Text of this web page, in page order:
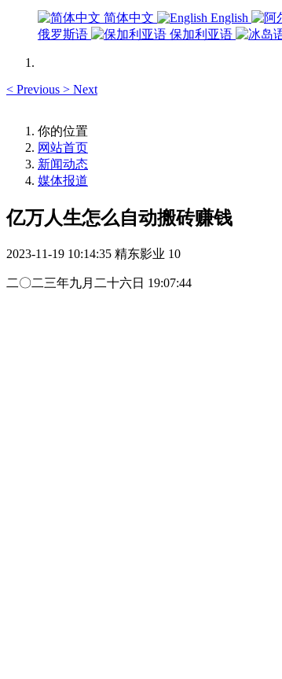
简体中文 English
俄罗斯语
保加利亚语
< Previous > Next
你的位置
网站首页
新闻动态
媒体报道
亿万人生怎么自动搬砖赚钱
2023-11-19 10:14:35 精东影业 10
二〇二三年九月二十六日 19:07:44